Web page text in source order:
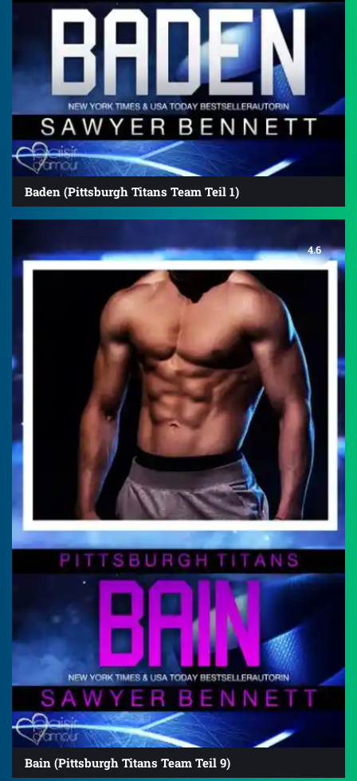
Baden (Pittsburgh Titans Team Teil 1)
4.6
Bain (Pittsburgh Titans Team Teil 9)